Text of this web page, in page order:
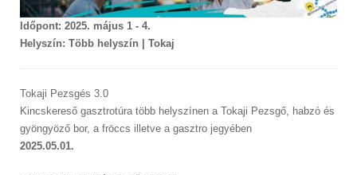
Időpont: 2025. május 1 - 4.
Helyszín: Több helyszín | Tokaj
Tokaji Pezsgés 3.0
Kincskereső gasztrotúra több helyszínen a Tokaji Pezsgő, habzó és
gyöngyöző bor, a fröccs illetve a gasztro jegyében
2025.05.01.